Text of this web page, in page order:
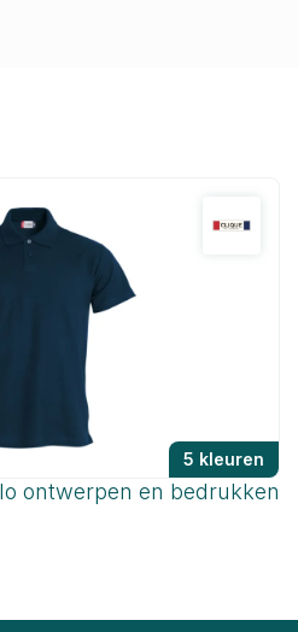
5 kleuren
ontwerpen en bedrukken